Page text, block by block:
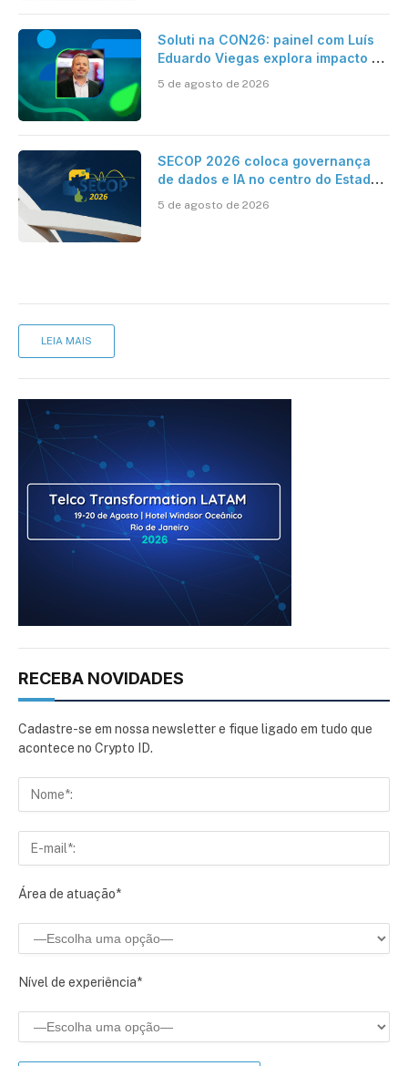
Soluti na CON26: painel com Luís
Eduardo Viegas explora impacto de
Contabilidade
5 de agosto de 2026
SECOP 2026 coloca governança
de dados e IA no centro do Estado
5 de agosto de 2026
LEIA MAIS
RECEBA NOVIDADES
Cadastre-se em nossa newsletter e fique ligado em tudo que
acontece no Crypto ID.
Área de atuação*
Nível de experiência*